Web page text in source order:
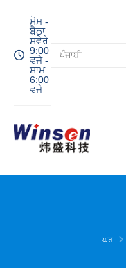
ਸੋਮ -
ਬੈਠਾ
ਸਵੇਰੇ
9:00
ਵਜੇ -
ਸ਼ਾਮ
6:00
ਵਜੇ
ਘਰ